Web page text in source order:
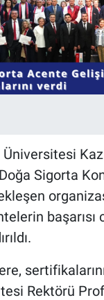
Üniversitesi
Sigorta
başarısı
Rektörü